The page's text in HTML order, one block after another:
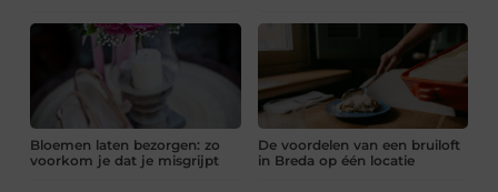
Bloemen laten bezorgen: zo
voorkom je dat je misgrijpt
De voordelen van een bruiloft
in Breda op één locatie